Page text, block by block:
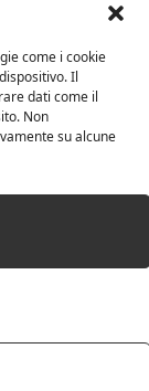
come i cookie
Il
dati come il
Non
su alcune
champagne,
tutte le